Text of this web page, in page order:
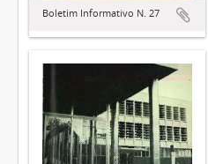
Boletim Informativo N. 27